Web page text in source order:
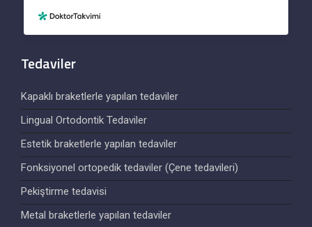
Tedaviler
Kapaklı braketlerle yapılan tedaviler
Lingual Ortodontik Tedaviler
Estetik braketlerle yapılan tedaviler
Fonksiyonel ortopedik tedaviler (Çene tedavileri)
Pekiştirme tedavisi
Metal braketlerle yapılan tedaviler